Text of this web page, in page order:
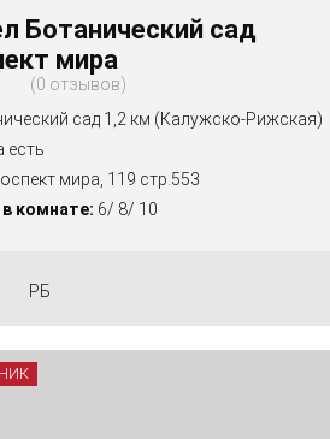
Ботанический сад
мира
0 отзывов
сад 1,2 км (Калужско-Рижская)
есть
мира, 119 стр.553
комнате: 6/ 8/ 10
РБ